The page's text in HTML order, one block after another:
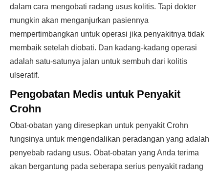
dalam cara mengobati radang usus kolitis. Tapi dokter
mungkin akan menganjurkan pasiennya
mempertimbangkan untuk operasi jika penyakitnya tidak
membaik setelah diobati. Dan kadang-kadang operasi
adalah satu-satunya jalan untuk sembuh dari kolitis
ulseratif.
Pengobatan Medis untuk Penyakit
Crohn
Obat-obatan yang diresepkan untuk penyakit Crohn
fungsinya untuk mengendalikan peradangan yang adalah
penyebab radang usus. Obat-obatan yang Anda terima
akan bergantung pada seberapa serius penyakit radang